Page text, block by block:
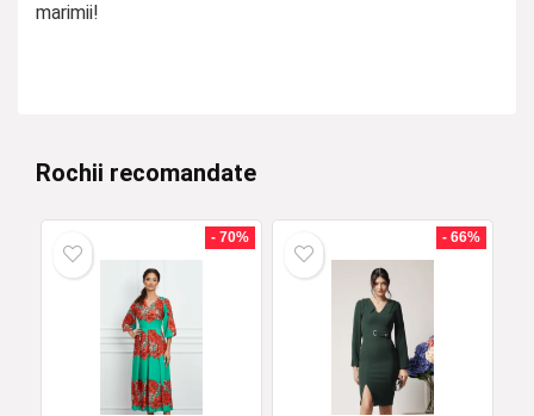
marimii!
Rochii recomandate
- 70% - 66%